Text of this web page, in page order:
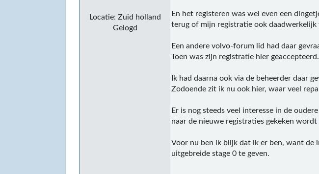
Locatie: Zuid holland
Gelogd
En het registeren was wel even een
terug of mijn registratie ook daadwerkelijk
Een andere volvo-forum lid had daar
Toen was zijn registratie hier geaccepteerd.
Ik had daarna ook via de beheerder daar
Zodoende zit ik nu ook hier, waar veel
Er is nog steeds veel interesse in de
naar de nieuwe registraties gekeken
Voor nu ben ik blijk dat ik er ben, want de
uitgebreide stage 0 te geven.